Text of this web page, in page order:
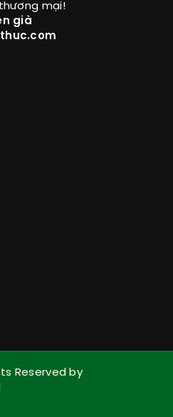
mại!
già
Reserved by